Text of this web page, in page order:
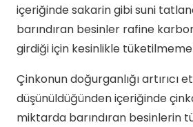
içeriğinde sakarin gibi suni
barındıran besinler rafine
girdiği için kesinlikle
Çinkonun doğurganlığı artırıcı
düşünüldüğünden içeriğinde
miktarda barındıran besinlerin